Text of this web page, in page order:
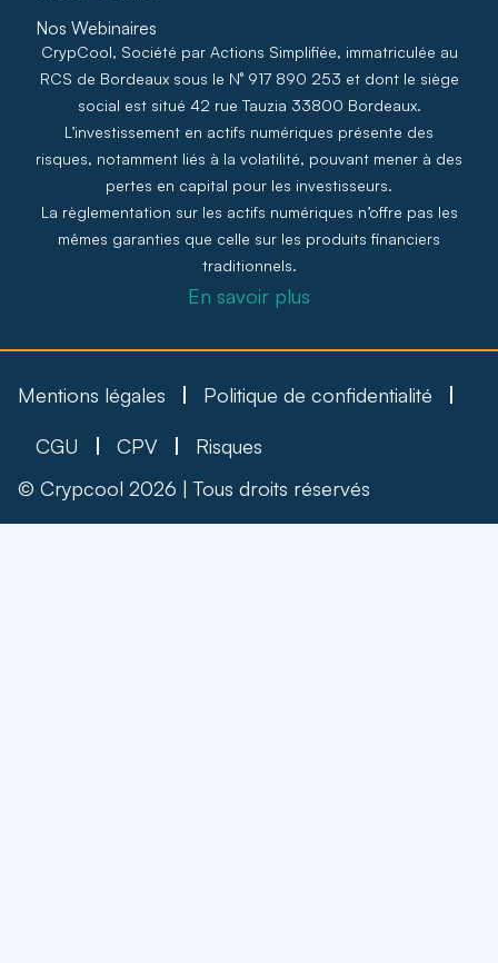
Nos Webinaires
CrypCool, Société par Actions Simplifiée, immatriculée au
RCS de Bordeaux sous le N° 917 890 253 et dont le siège
social est situé 42 rue Tauzia 33800 Bordeaux.
L’investissement en actifs numériques présente des
risques, notamment liés à la volatilité, pouvant mener à des
pertes en capital pour les investisseurs.
La règlementation sur les actifs numériques n’offre pas les
mêmes garanties que celle sur les produits financiers
traditionnels.
En savoir plus
Mentions légales Politique de confidentialité
CGU CPV
Risques
© Crypcool 2026 | Tous droits réservés